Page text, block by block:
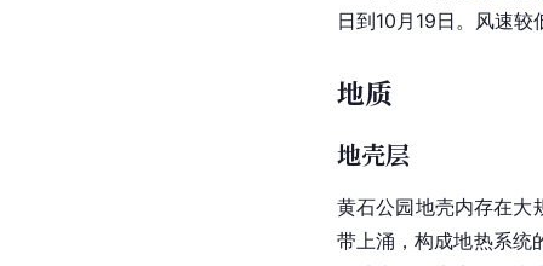
日到10月19日。风速
地质
地壳层
黄石公园地壳内存在大
带上涌，构成地热系统